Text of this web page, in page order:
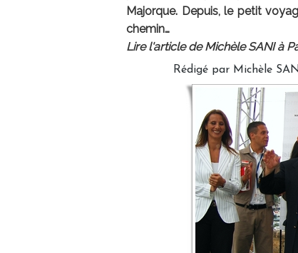
Majorque. Depuis, le petit
chemin…
Lire l'article de Michèle SANI à
Rédigé par Michèle